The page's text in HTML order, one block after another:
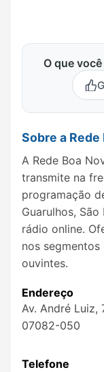
O que
Sobre a Rede
A Rede Boa
transmite na
programação
Guarulhos,
rádio online.
nos
ouvintes.
Endereço
Av. André Luiz,
07082-050 ‎
Telefone